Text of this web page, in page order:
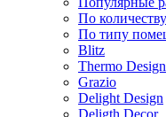
По
По типу
Blitz
Thermo Design
Grazio
Delight Design
Deligth Decor